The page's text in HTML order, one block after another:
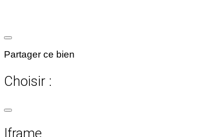
Partager ce bien
Choisir :
Iframe